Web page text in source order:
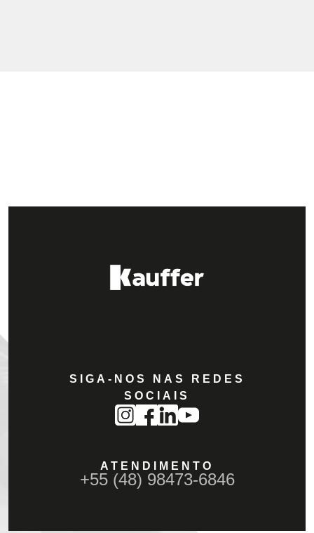
SIGA-NOS NAS REDES
SOCIAIS
ATENDIMENTO
+55 (48) 98473-6846